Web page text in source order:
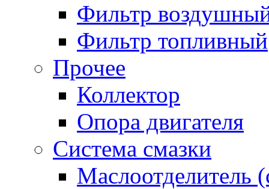
Фильтр
Фильтр топливный
Прочее
Коллектор
Опора двигателя
Система смазки
Маслоотделитель